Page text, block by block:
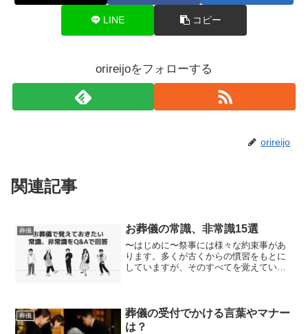
LINE コピー
orireijoをフォローする
orireijo
関連記事
葬儀 お葬儀の常識、非常識15選
〜はじめに〜祭事には様々な約束事があ
ります。多くが古くからの慣習をもとに
していますが、そのすべてを覚えている
っかりと頭に入れておきまし...
葬儀
葬儀の受付でかける言葉やマナー
は？